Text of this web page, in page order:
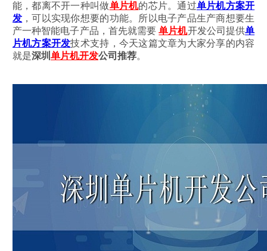
能，都离不开一种叫做单片机的芯片。通过单片机方案开
发 ，可以实现你想要的功能。所以电子产品生产商想要生
产一种智能电子产品，首先就需要单片机开发公司提供单
片机方案开发技术支持，今天这篇文章为大家分享的内容
就是深圳 单片机开发公司推荐。